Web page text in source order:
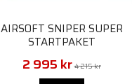
AIRSOFT SNIPER SUPER
STARTPAKET
2 995 kr 4 215 kr